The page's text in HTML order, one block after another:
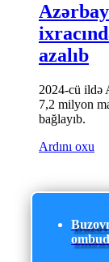
azalıb
2024-cü ildə
7,2 milyon
bağlayıb.
Ardını oxu